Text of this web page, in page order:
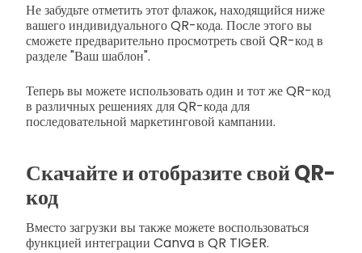
Не забудьте отметить этот флажок, находящийся ниже
вашего индивидуального QR-кода. После этого вы
сможете предварительно просмотреть свой QR-код в
разделе "Ваш шаблон".
Теперь вы можете использовать один и тот же QR-код
в различных решениях для QR-кода для
последовательной маркетинговой кампании.
Скачайте и отобразите свой QR-
код
Вместо загрузки вы также можете воспользоваться
функцией интеграции Canva в QR TIGER.